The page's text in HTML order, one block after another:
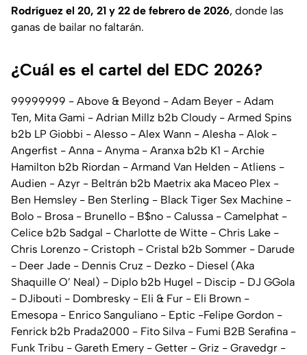
Rodríguez el 20, 21 y 22 de febrero de 2026, donde las
ganas de bailar no faltarán.
¿Cuál es el cartel del EDC 2026?
99999999 - Above & Beyond - Adam Beyer - Adam
Ten, Mita Gami - Adrian Millz b2b Cloudy - Armed Spins
b2b LP Giobbi - Alesso - Alex Wann - Alesha - Alok -
Angerfist - Anna - Anyma - Aranxa b2b K1 - Archie
Hamilton b2b Riordan - Armand Van Helden - Atliens -
Audien - Azyr - Beltrán b2b Maetrix aka Maceo Plex -
Ben Hemsley - Ben Sterling - Black Tiger Sex Machine -
Bolo - Brosa - Brunello - B$no - Calussa - Camelphat -
Celice b2b Sadgal - Charlotte de Witte - Chris Lake -
Chris Lorenzo - Cristoph - Cristal b2b Sommer - Darude
- Deer Jade - Dennis Cruz - Dezko - Diesel (Aka
Shaquille O’ Neal) - Diplo b2b Hugel - Discip - DJ GGola
- DJibouti - Dombresky - Eli & Fur - Eli Brown -
Emesopa - Enrico Sanguliano - Eptic -Felipe Gordon -
Fenrick b2b Prada2000 - Fito Silva - Fumi B2B Serafina -
Funk Tribu - Gareth Emery - Getter - Griz - Gravedgr -